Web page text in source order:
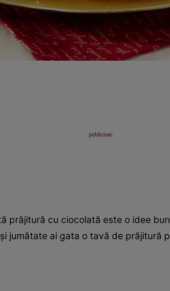
prăjitură cu ciocolată este o idee
jumătate ai gata o tavă de prăjitură